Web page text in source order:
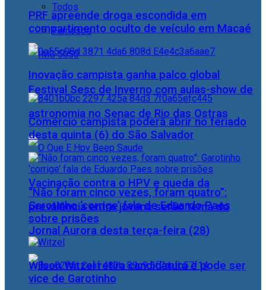
Todos
Famosos
Festival Sesc de Inverno com aulas-show de
astronomia no Senac de Rio das Ostras
Vacinação contra o HPV e queda da
prevalência entre jovens serão tema do
Jornal Aurora desta terça-feira (28)
PRF apreende droga escondida em
compartimento oculto de veículo em Macaé
Inovação campista ganha palco global
Comércio campista poderá abrir no feriado
desta quinta (6) do São Salvador
“Não foram cinco vezes, foram quatro”:
Garotinho ‘corrige’ fala de Eduardo Paes
sobre prisões
Wilson Witzel retira candidatura e pode ser
vice de Garotinho